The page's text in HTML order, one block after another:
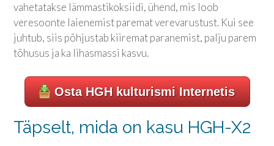
vahetatakse lämmastikoksiidi, ühend, mis loob
veresoonte laienemist paremat verevarustust. Kui see
juhtub, siis põhjustab kiiremat paranemist, palju parem
tõhusus ja ka lihasmassi kasvu.
Osta HGH kulturismi Internetis
Täpselt, mida on kasu HGH-X2